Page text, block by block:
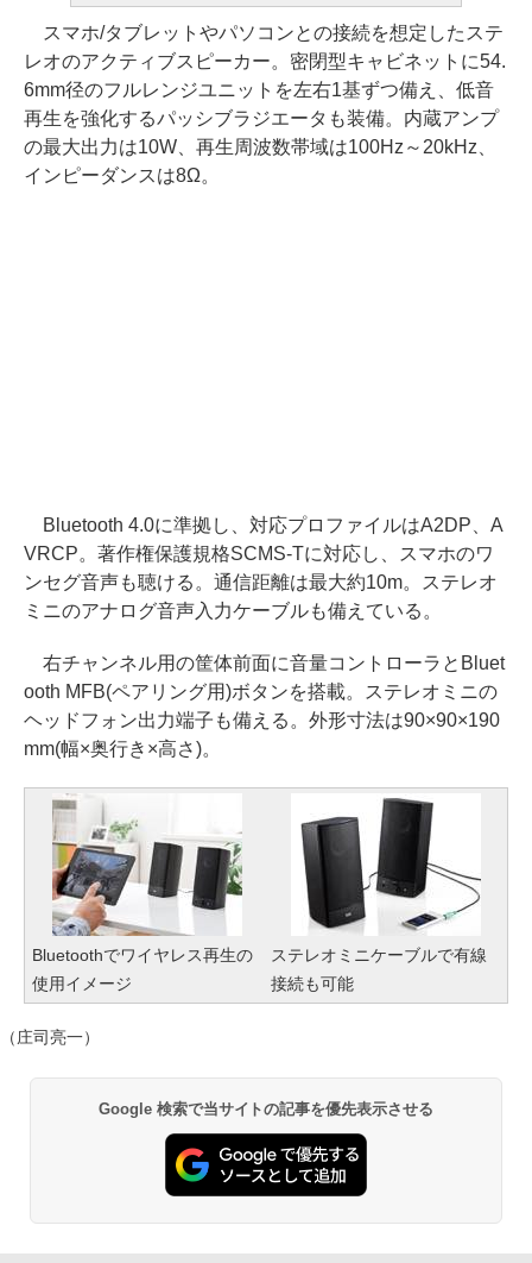
スマホ/タブレットやパソコンとの接続を想定したステ
レオのアクティブスピーカー。密閉型キャビネットに54.
6mm径のフルレンジユニットを左右1基ずつ備え、低音
再生を強化するパッシブラジエータも装備。内蔵アンプ
の最大出力は10W、再生周波数帯域は100Hz～20kHz、
インピーダンスは8Ω。
Bluetooth 4.0に準拠し、対応プロファイルはA2DP、A
VRCP。著作権保護規格SCMS-Tに対応し、スマホのワ
ンセグ音声も聴ける。通信距離は最大約10m。ステレオ
ミニのアナログ音声入力ケーブルも備えている。
右チャンネル用の筐体前面に音量コントローラとBluet
ooth MFB(ペアリング用)ボタンを搭載。ステレオミニの
ヘッドフォン出力端子も備える。外形寸法は90×90×190
mm(幅×奥行き×高さ)。
Bluetoothでワイヤレス再生の
使用イメージ
ステレオミニケーブルで有線
接続も可能
（庄司亮一）
Google 検索で当サイトの記事を優先表示させる